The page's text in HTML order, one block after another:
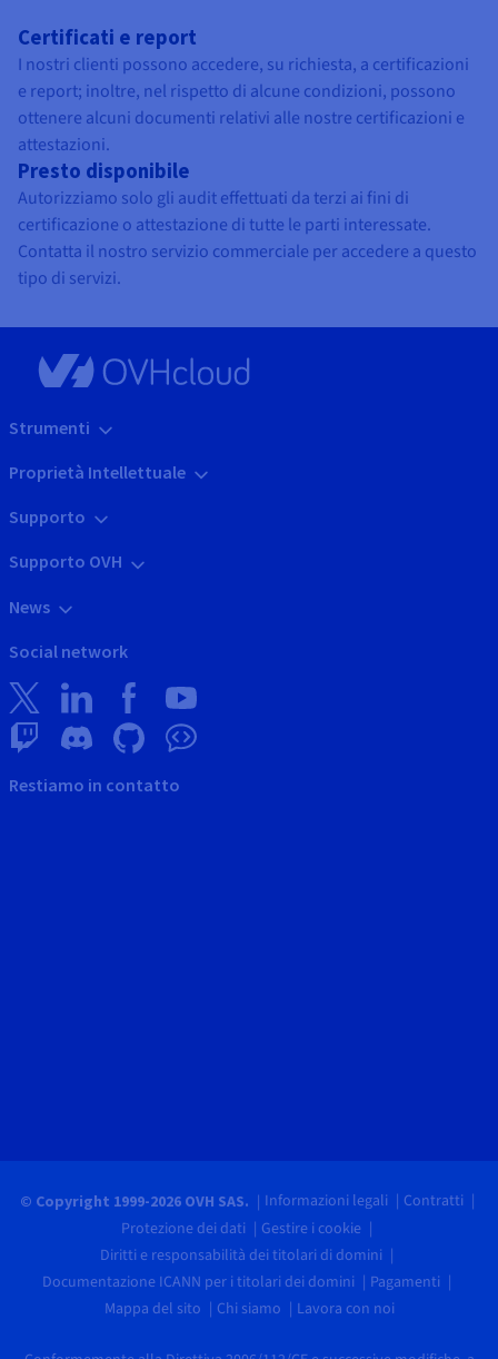
Certificati e report
I nostri clienti possono accedere, su richiesta, a certificazioni
e report; inoltre, nel rispetto di alcune condizioni, possono
ottenere alcuni documenti relativi alle nostre certificazioni e
attestazioni.
Presto disponibile
Autorizziamo solo gli audit effettuati da terzi ai fini di
certificazione o attestazione di tutte le parti interessate.
Contatta il nostro servizio commerciale per accedere a questo
tipo di servizi.
Strumenti
Proprietà Intellettuale
Supporto
Supporto OVH
News
Social network
Restiamo in contatto
© Copyright 1999-2026 OVH SAS. Informazioni legali
Contratti
Protezione dei dati
Gestire i cookie
Diritti e responsabilità dei titolari di domini
Documentazione ICANN per i titolari dei domini
Pagamenti
Mappa del sito
Chi siamo Lavora con noi